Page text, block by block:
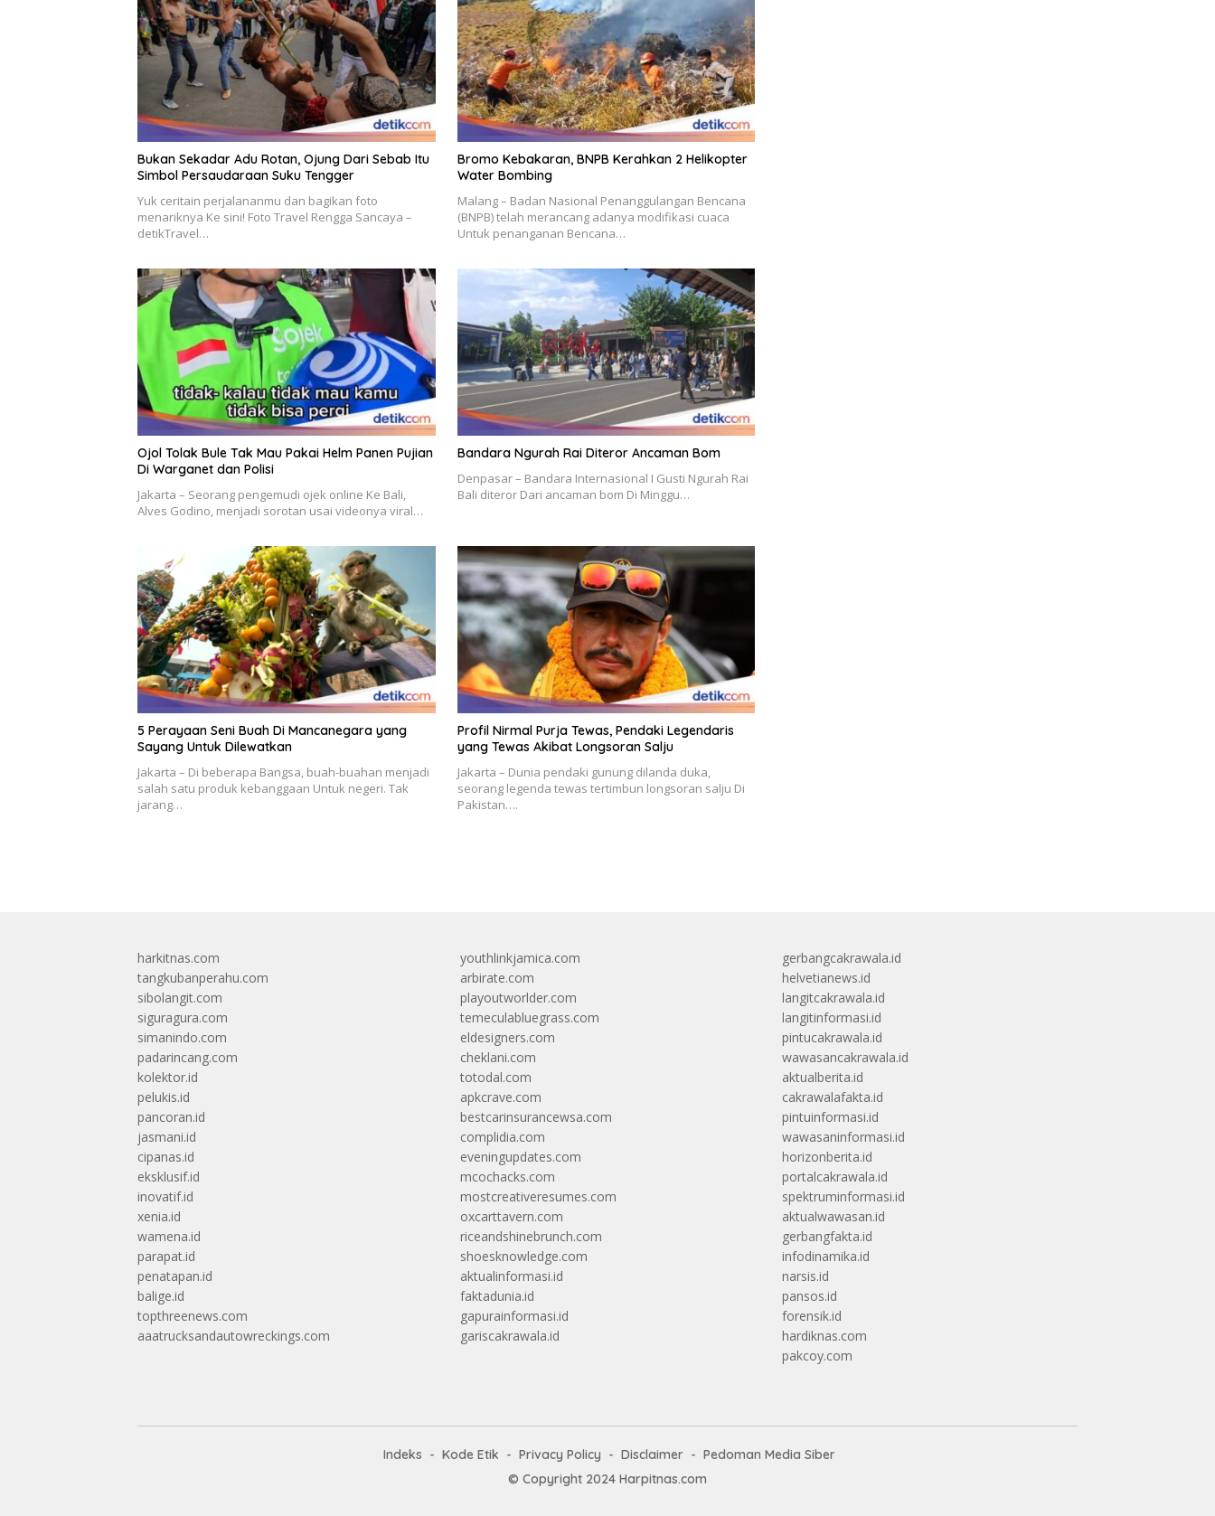
Bukan Sekadar Adu Rotan, Ojung Dari Sebab Itu
Simbol Persaudaraan Suku Tengger
Yuk ceritain perjalananmu dan bagikan foto
menariknya Ke sini! Foto Travel Rengga Sancaya –
detikTravel…
Bromo Kebakaran, BNPB Kerahkan 2 Helikopter
Water Bombing
Malang – Badan Nasional Penanggulangan Bencana
(BNPB) telah merancang adanya modifikasi cuaca
Untuk penanganan Bencana…
Ojol Tolak Bule Tak Mau Pakai Helm Panen Pujian
Di Warganet dan Polisi
Jakarta – Seorang pengemudi ojek online Ke Bali,
Alves Godino, menjadi sorotan usai videonya viral…
Bandara Ngurah Rai Diteror Ancaman Bom
Denpasar – Bandara Internasional I Gusti Ngurah Rai
Bali diteror Dari ancaman bom Di Minggu…
5 Perayaan Seni Buah Di Mancanegara yang
Sayang Untuk Dilewatkan
Jakarta – Di beberapa Bangsa, buah-buahan menjadi
salah satu produk kebanggaan Untuk negeri. Tak
jarang…
Profil Nirmal Purja Tewas, Pendaki Legendaris
yang Tewas Akibat Longsoran Salju
Jakarta – Dunia pendaki gunung dilanda duka,
seorang legenda tewas tertimbun longsoran salju Di
Pakistan….
harkitnas.com
tangkubanperahu.com
sibolangit.com
siguragura.com
simanindo.com
padarincang.com
kolektor.id
pelukis.id
pancoran.id
jasmani.id
cipanas.id
eksklusif.id
inovatif.id
xenia.id
wamena.id
parapat.id
penatapan.id
balige.id
topthreenews.com
aaatrucksandautowreckings.com
youthlinkjamica.com
arbirate.com
playoutworlder.com
temeculabluegrass.com
eldesigners.com
cheklani.com
totodal.com
apkcrave.com
bestcarinsurancewsa.com
complidia.com
eveningupdates.com
mcochacks.com
mostcreativeresumes.com
oxcarttavern.com
riceandshinebrunch.com
shoesknowledge.com
aktualinformasi.id
faktadunia.id
gapurainformasi.id
gariscakrawala.id
gerbangcakrawala.id
helvetianews.id
langitcakrawala.id
langitinformasi.id
pintucakrawala.id
wawasancakrawala.id
aktualberita.id
cakrawalafakta.id
pintuinformasi.id
wawasaninformasi.id
horizonberita.id
portalcakrawala.id
spektruminformasi.id
aktualwawasan.id
gerbangfakta.id
infodinamika.id
narsis.id
pansos.id
forensik.id
hardiknas.com
pakcoy.com
Indeks Kode Etik Privacy Policy Disclaimer
Pedoman Media Siber
© Copyright 2024 Harpitnas.com